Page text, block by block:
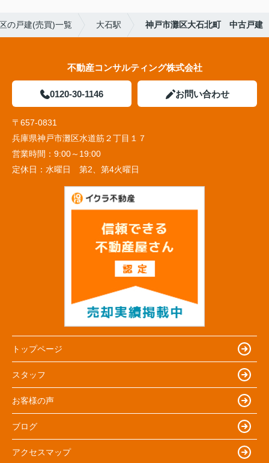
の戸建(売買)一覧 大石駅 神戸市灘区大石北町 中古戸建
不動産コンサルティング株式会社
0120-30-1146 お問い合わせ
〒657-0831
兵庫県神戸市灘区水道筋２丁目１７
営業時間： 9:00～19:00
定休日： 水曜日 第2、第4火曜日
トップページ
スタッフ
お客様の声
ブログ
アクセスマップ